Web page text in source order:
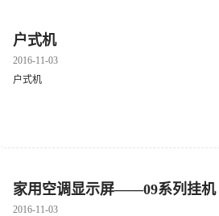
户式机
2016-11-03
户式机
家用空调显示屏——09系列挂机
2016-11-03